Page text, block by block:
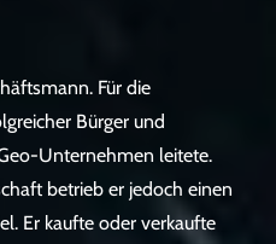
Für die
Bürger und
Unternehmen leitete.
betrieb er jedoch einen
Er kaufte oder verkaufte